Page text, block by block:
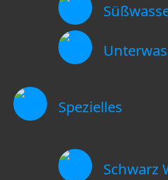
Spezielles
Schwarz